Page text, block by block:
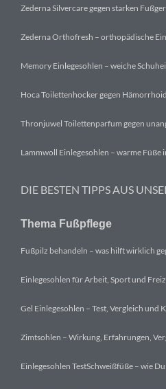
Zederna Silvercare gegen starken
Zederna Orthofresh – orthopädische
Memory Einlegesohlen – weiche
Hoca Toilettenhocker gegen
Thronjuwel Toilettenparfum gegen
Lammwoll Einlegesohlen – warme Füße
DIE BESTEN TIPPS AUS
Thema Fußpflege
Fußpilz behandeln – was hilft wirklich
Einlegesohlen für Arbeit, Sport und
Gel Einlegesohlen – Test, Vergleich und
Zimtsohlen – Wirkung, Erfahrungen,
Einlegesohlen TestSchweißfüße – wie